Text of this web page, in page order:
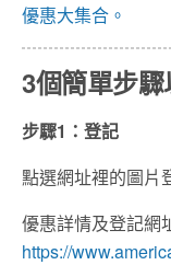
優惠大集合。
3個簡單步
步驟1：登記
點選網址裡的圖片
優惠詳情及登記網
https://